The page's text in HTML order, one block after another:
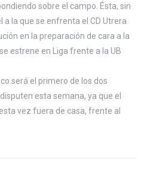
sobre el campo. Ésta, sin
a la que se enfrenta el CD Utrera
en la preparación de cara a la
estrene en Liga frente a la UB
será el primero de los dos
esta semana, ya que el
vez fuera de casa, frente al